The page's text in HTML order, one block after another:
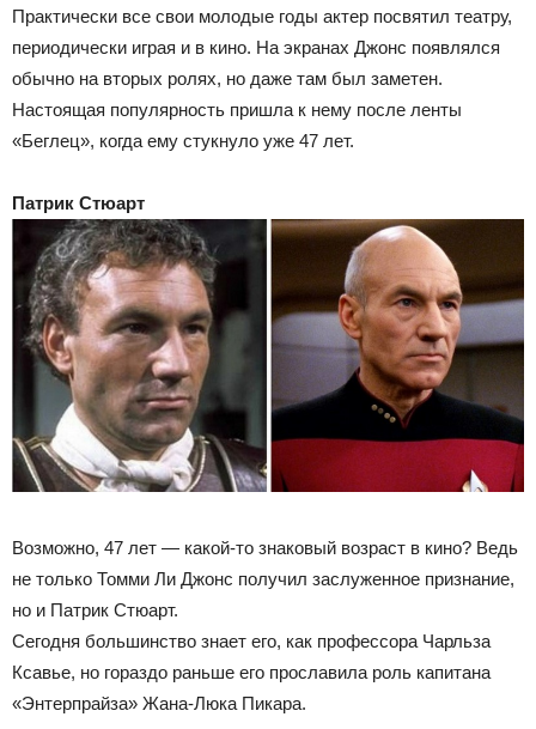
Практически все свои молодые годы актер посвятил театру,
периодически играя и в кино. На экранах Джонс появлялся
обычно на вторых ролях, но даже там был заметен.
Настоящая популярность пришла к нему после ленты
«Беглец», когда ему стукнуло уже 47 лет.
Патрик Стюарт
Возможно, 47 лет — какой-то знаковый возраст в кино? Ведь
не только Томми Ли Джонс получил заслуженное признание,
но и Патрик Стюарт.
Сегодня большинство знает его, как профессора Чарльза
Ксавье, но гораздо раньше его прославила роль капитана
«Энтерпрайза» Жана-Люка Пикара.